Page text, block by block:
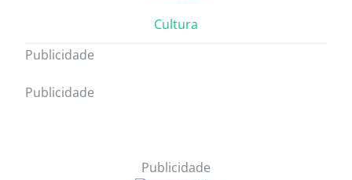
Cultura
Publicidade
Publicidade
Publicidade